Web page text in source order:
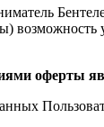
возможность
оферты